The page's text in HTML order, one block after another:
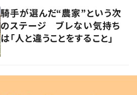
騎手が選んだ“農家”という次
のステージ ブレない気持ち
は「人と違うことをすること」